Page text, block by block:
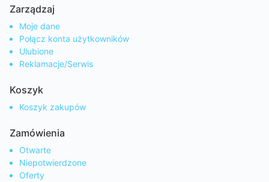
Zarządzaj
Moje dane
Połącz konta użytkowników
Ulubione
Reklamacje/Serwis
Koszyk
Koszyk zakupów
Zamówienia
Otwarte
Niepotwierdzone
Oferty